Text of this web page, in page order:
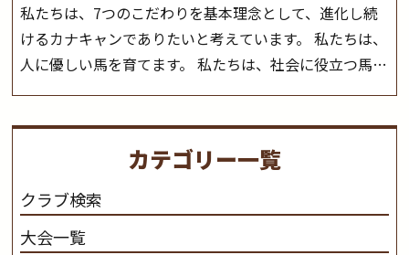
私たちは、7つのこだわりを基本理念として、進化し続
けるカナキャンでありたいと考えています。 私たちは、
人に優しい馬を育てます。 私たちは、社会に役立つ馬を
生産します。 私たちは、馬や人々に癒しとなる環境を守
さと魅力を追求します。 私たちは、馬の品種と血統にこ
だわります。 私たちは、乗用馬の質の向上を目指し、生
産･育成･調教を一貫して行います。カナディアンキャ
ンプ乗馬クラブ九州のツアー情報はこちら
カテゴリー一覧
クラブ検索
大会一覧